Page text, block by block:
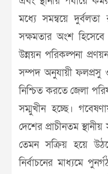
মধ্যে সমন্বয়ে
সক্ষমতার অংশ হিসেবে
উন্নয়ন পরিকল্পনা
সম্পদ অনুযায়ী ফলপ্রসু
নিশ্চিত করতে জেলা
সম্মুখীন হচ্ছে।
দেশের প্রাচীনতম
তেমন সক্রিয় হয়ে
নির্বাচনের মাধ্যমে